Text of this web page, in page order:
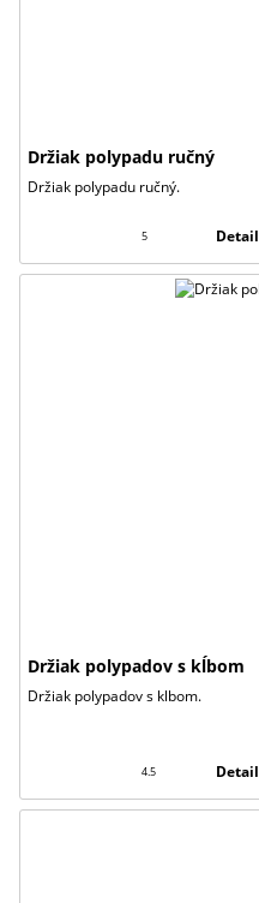
Držiak polypadu ručný
Držiak polypadu ručný.
5 Detail
Držiak polypadov s kĺbom
Držiak polypadov s klbom.
4.5 Detail